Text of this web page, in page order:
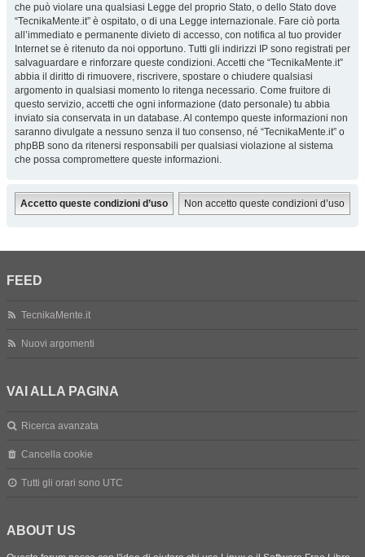
che può violare una qualsiasi Legge del proprio Stato, o dello Stato dove
“TecnikaMente.it” è ospitato, o di una Legge internazionale. Fare ciò porta
all’immediato e permanente divieto di accesso, con notifica al tuo provider
Internet se è ritenuto da noi opportuno. Tutti gli indirizzi IP sono registrati per
salvaguardare e rinforzare queste condizioni. Accetti che “TecnikaMente.it”
abbia il diritto di rimuovere, riscrivere, spostare o chiudere qualsiasi
argomento in qualsiasi momento lo ritenga necessario. Come fruitore di
questo servizio, accetti che ogni informazione (dato personale) tu abbia
inviato sia conservata in un database. Al contempo queste informazioni non
saranno divulgate a nessuno senza il tuo consenso, né “TecnikaMente.it” o
phpBB sono da ritenersi responsabili per qualsiasi violazione al sistema
che possa compromettere queste informazioni.
FEED
TecnikaMente.it
Nuovi argomenti
VAI ALLA PAGINA
Ricerca avanzata
Cancella cookie
Tutti gli orari sono UTC
ABOUT US